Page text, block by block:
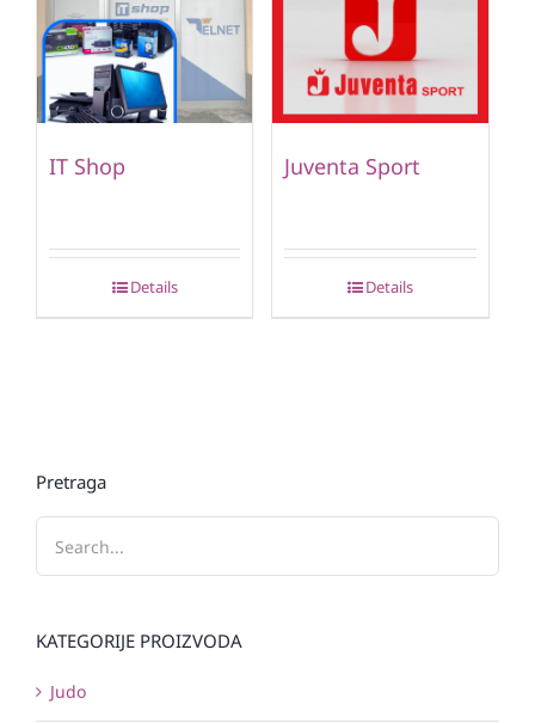
IT Shop
Details
Juventa Sport
Details
Pretraga
KATEGORIJE PROIZVODA
Judo